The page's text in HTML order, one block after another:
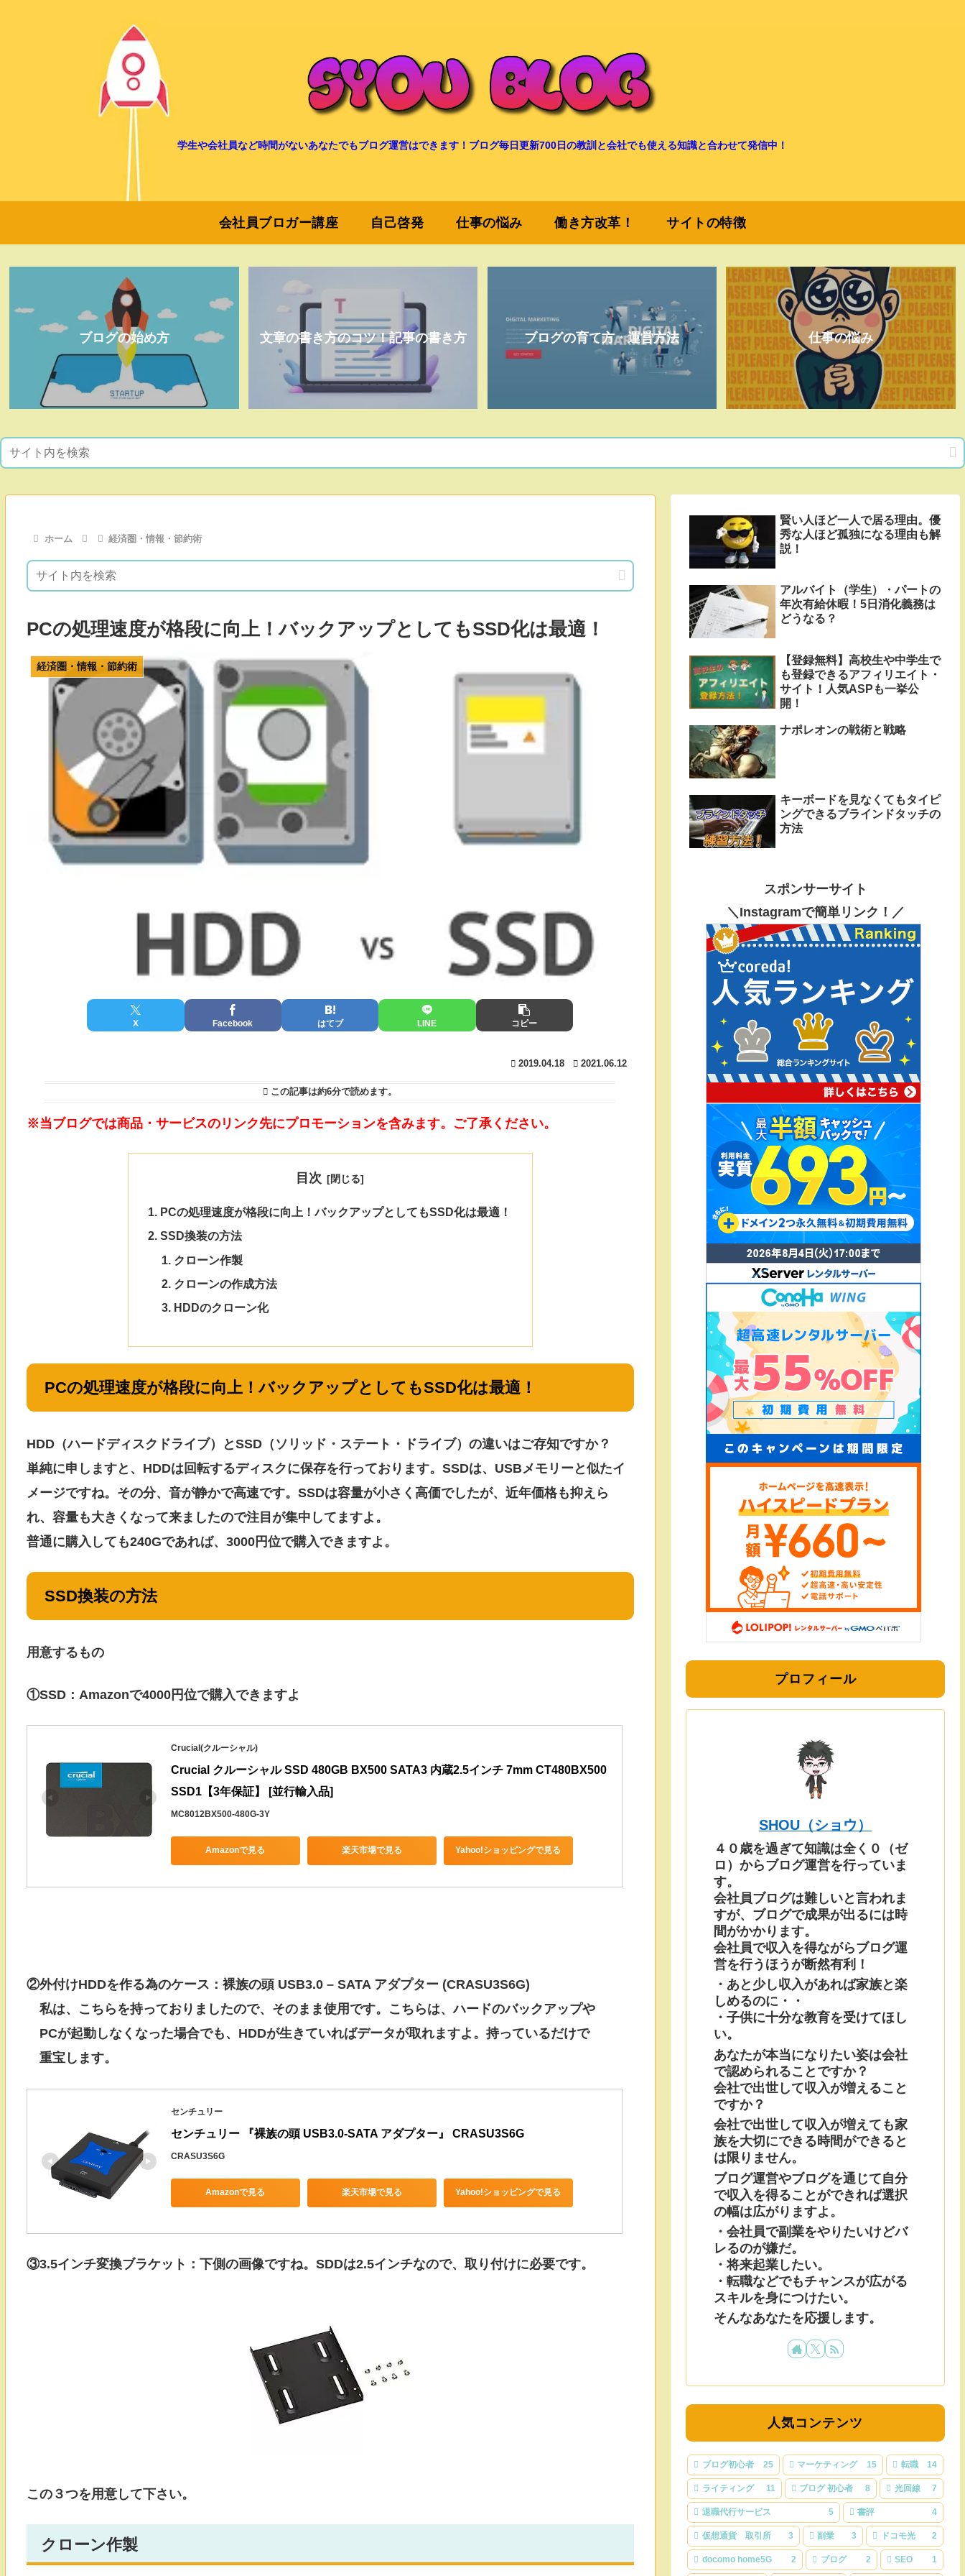
学生や会社員など時間がないあなたでもブログ運営はできます！ブログ毎日更新700日の教訓と会社でも使える知識と合わせて発信中！
会社員ブロガー講座 自己啓発 仕事の悩み 働き方改革！ サイトの特徴
ブログの始め方 文章の書き方のコツ！記事の書き方 ブログの育て方・運営方法 仕事の悩み
ホーム 経済圏・情報・節約術
PCの処理速度が格段に向上！バックアップとしてもSSD化は最適！
経済圏・情報・節約術
X Facebook はてブ LINE コピー
2019.04.18 2021.06.12
この記事は約6分で読めます。
※当ブログでは商品・サービスのリンク先にプロモーションを含みます。ご了承ください。
目次
PCの処理速度が格段に向上！バックアップとしてもSSD化は最適！
SSD換装の方法
クローン作製
クローンの作成方法
HDDのクローン化
PCの処理速度が格段に向上！バックアップとしてもSSD化は最適！
HDD（ハードディスクドライブ）とSSD（ソリッド・ステート・ドライブ）の違いはご存知ですか？
単純に申しますと、HDDは回転するディスクに保存を行っております。SSDは、USBメモリーと似たイ
メージですね。その分、音が静かで高速です。SSDは容量が小さく高価でしたが、近年価格も抑えら
れ、容量も大きくなって来ましたので注目が集中してますよ。
普通に購入しても240Gであれば、3000円位で購入できますよ。
SSD換装の方法
用意するもの
①SSD：Amazonで4000円位で購入できますよ
Crucial(クルーシャル)
Crucial クルーシャル SSD 480GB BX500 SATA3 内蔵2.5インチ 7mm CT480BX500
SSD1【3年保証】 [並行輸入品]
MC8012BX500-480G-3Y
Amazonで見る 楽天市場で見る Yahoo!ショッピングで見る
②外付けHDDを作る為のケース：裸族の頭 USB3.0 – SATA アダプター (CRASU3S6G)
私は、こちらを持っておりましたので、そのまま使用です。こちらは、ハードのバックアップや
PCが起動しなくなった場合でも、HDDが生きていればデータが取れますよ。持っているだけで
重宝します。
センチュリー
センチュリー 『裸族の頭 USB3.0-SATA アダプター』 CRASU3S6G
CRASU3S6G
Amazonで見る 楽天市場で見る Yahoo!ショッピングで見る
③3.5インチ変換ブラケット：下側の画像ですね。SDDは2.5インチなので、取り付けに必要です。
この３つを用意して下さい。
クローン作製
賢い人ほど一人で居る理由。優
秀な人ほど孤独になる理由も解
説！
アルバイト（学生）・パートの
年次有給休暇！5日消化義務は
どうなる？
【登録無料】高校生や中学生で
も登録できるアフィリエイト・
サイト！人気ASPも一挙公
開！
ナポレオンの戦術と戦略
キーボードを見なくてもタイピ
ングできるブラインドタッチの
方法
スポンサーサイト
＼Instagramで簡単リンク！／
プロフィール
SHOU（ショウ）
４０歳を過ぎて知識は全く０（ゼ
ロ）からブログ運営を行っていま
す。
会社員ブログは難しいと言われま
すが、ブログで成果が出るには時
間がかかります。
会社員で収入を得ながらブログ運
営を行うほうが断然有利！
・あと少し収入があれば家族と楽
しめるのに・・
・子供に十分な教育を受けてほし
い。
あなたが本当になりたい姿は会社
で認められることですか？
会社で出世して収入が増えること
ですか？
会社で出世して収入が増えても家
族を大切にできる時間ができると
は限りません。
ブログ運営やブログを通じて自分
で収入を得ることができれば選択
の幅は広がりますよ。
・会社員で副業をやりたいけどバ
レるのが嫌だ。
・将来起業したい。
・転職などでもチャンスが広がる
スキルを身につけたい。
そんなあなたを応援します。
人気コンテンツ
ブログ初心者 25 マーケティング 15 転職 14
ライティング 11 ブログ 初心者 8 光回線 7
退職代行サービス 5 書評 4
仮想通貨 取引所 3 副業 3 ドコモ光 2
docomo home5G 2 ブログ 2 SEO 1